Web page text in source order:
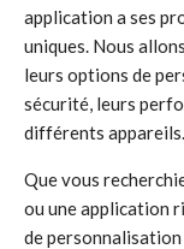
application a ses
uniques. Nous
leurs options de
sécurité, leurs
différents appareils.
Que vous
ou une application
de